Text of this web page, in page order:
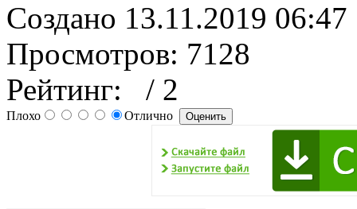
Создано 13.11.2019 06:47
Просмотров: 7128
Рейтинг:
/ 2
Плохо Отлично